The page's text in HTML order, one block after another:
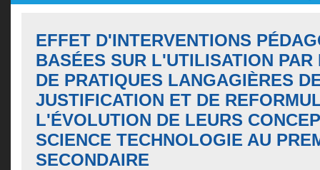
EFFET D'INTERVENTIONS
BASÉES SUR L'UTILISATION PAR
DE PRATIQUES LANGAGIÈRES
JUSTIFICATION ET DE
L'ÉVOLUTION DE LEURS
SCIENCE TECHNOLOGIE AU
SECONDAIRE